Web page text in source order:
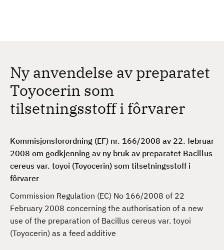
Ny anvendelse av preparatet
Toyocerin som
tilsetningsstoff i fôrvarer
Kommisjonsforordning (EF) nr. 166/2008 av 22. februar
2008 om godkjenning av ny bruk av preparatet Bacillus
cereus var. toyoi (Toyocerin) som tilsetningsstoff i
fôrvarer
Commission Regulation (EC) No 166/2008 of 22
February 2008 concerning the authorisation of a new
use of the preparation of Bacillus cereus var. toyoi
(Toyocerin) as a feed additive